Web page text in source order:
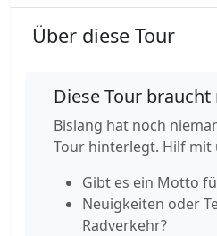
Über diese Tour
Diese Tour
Bislang hat noch
Tour hinterlegt. Hilf mit
Gibt es ein Motto
Neuigkeiten oder
Radverkehr?